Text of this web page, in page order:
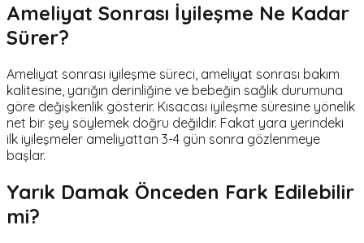
Ameliyat Sonrası İyileşme Ne Kadar
Sürer?
Ameliyat sonrası iyileşme süreci, ameliyat sonrası bakım
kalitesine, yarığın derinliğine ve bebeğin sağlık durumuna
göre değişkenlik gösterir. Kısacası iyileşme süresine yönelik
net bir şey söylemek doğru değildir. Fakat yara yerindeki
ilk iyileşmeler ameliyattan 3-4 gün sonra gözlenmeye
başlar.
Yarık Damak Önceden Fark Edilebilir
mi?